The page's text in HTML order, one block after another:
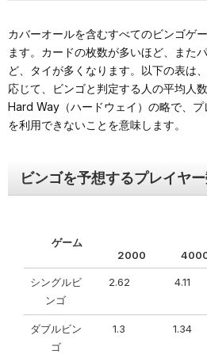
カバーオールを含むすべてのビンゴゲ
ます。カードの枚数が多いほど、また
ど、タイが多くなります。以下の表は
応じて、ビンゴと判定する人の平均人
Hard Way（ハードウェイ）の略で、
を利用できないことを意味します。
ビンゴを予想するプレイヤ
ゲーム
2000
シングルビ
ンゴ
2.62 4.11
ダブルビン
ゴ
1.3 1.34